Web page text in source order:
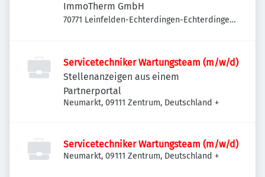
ImmoTherm GmbH
70771 Leinfelden-Echterdingen-Echterdingen,
Servicetechniker Wartungsteam (m/w/d)
Stellenanzeigen aus einem
Partnerportal
Neumarkt, 09111 Zentrum, Deutschland +
Servicetechniker Wartungsteam (m/w/d)
Neumarkt, 09111 Zentrum, Deutschland +